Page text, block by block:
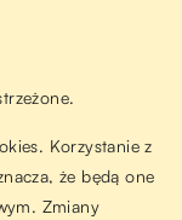
Korzystanie z
że będą one
Zmiany